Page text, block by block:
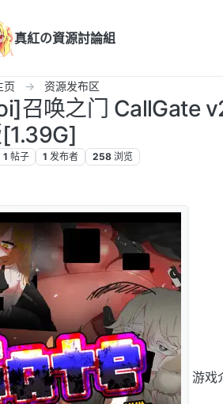
真紅の資源討論組
页 资源发布区
召唤之门 CallGate
1 帖子 1 发布者 258 浏览
游戏